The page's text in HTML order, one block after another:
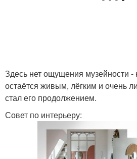
Здесь нет ощущения музейности -
остаётся живым, лёгким и очень
стал его продолжением.
Совет по интерьеру: